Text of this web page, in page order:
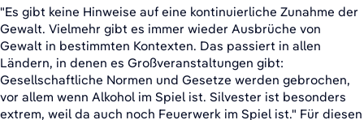
"Es gibt keine Hinweise auf eine kontinuierliche Zunahme der
Gewalt. Vielmehr gibt es immer wieder Ausbrüche von
Gewalt in bestimmten Kontexten. Das passiert in allen
Ländern, in denen es Großveranstaltungen gibt:
Gesellschaftliche Normen und Gesetze werden gebrochen,
vor allem wenn Alkohol im Spiel ist. Silvester ist besonders
extrem, weil da auch noch Feuerwerk im Spiel ist." Für diesen